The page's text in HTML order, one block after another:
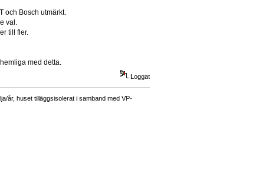
och Bosch utmärkt.
val.
till fler.
med detta.
Loggat
år, huset tilläggsisolerat i samband med VP-